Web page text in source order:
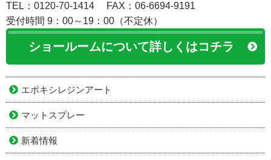
TEL：0120-70-1414
FAX：06-6694-9191
受付時間 9：00～19：00（不定休）
ショールームについて詳しくはコチラ
エポキシレジンアート
マットスプレー
新着情報